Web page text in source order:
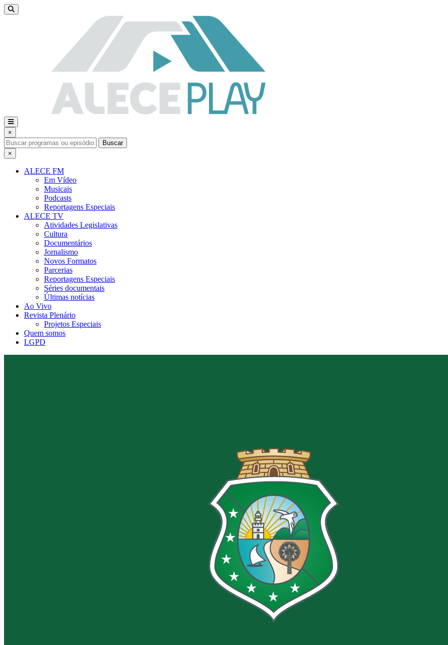
×
Buscar
×
ALECE FM
Em Vídeo
Musicais
Podcasts
Reportagens Especiais
ALECE TV
Atividades Legislativas
Cultura
Documentários
Jornalismo
Novos Formatos
Parcerias
Reportagens Especiais
Séries documentais
Últimas notícias
Ao Vivo
Revista Plenário
Projetos Especiais
Quem somos
LGPD